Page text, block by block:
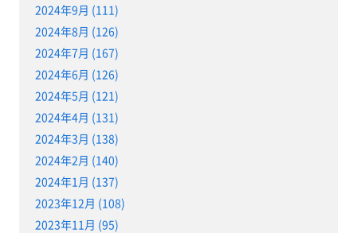
2024年9月 (111)
2024年8月 (126)
2024年7月 (167)
2024年6月 (126)
2024年5月 (121)
2024年4月 (131)
2024年3月 (138)
2024年2月 (140)
2024年1月 (137)
2023年12月 (108)
2023年11月 (95)